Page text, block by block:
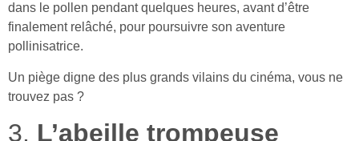
dans le pollen pendant quelques heures, avant d’être
finalement relâché, pour poursuivre son aventure
pollinisatrice.
Un piège digne des plus grands vilains du cinéma, vous ne
trouvez pas ?
3. L’abeille trompeuse